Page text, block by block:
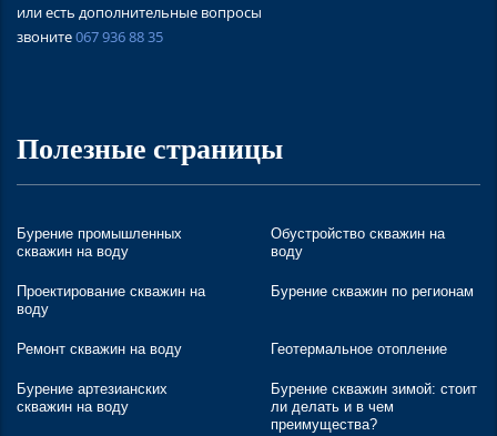
или есть дополнительные вопросы
звоните067 936 88 35
Полезные страницы
Бурение промышленных
скважин на воду
Обустройство скважин на
воду
Проектирование скважин на
воду
Бурение скважин по регионам
Ремонт скважин на воду Геотермальное отопление
Бурение артезианских
скважин на воду
Бурение скважин зимой: стоит
ли делать и в чем
преимущества?